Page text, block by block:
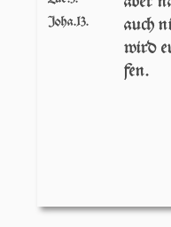
Joha.13.
auch
wird
fen.